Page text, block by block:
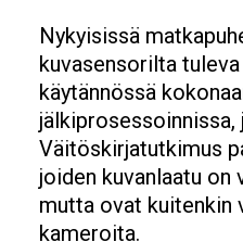
Nykyisissä
kuvasensorilta
käytännössä
Väitöskirjatutkimus
joiden kuvanlaatu on
mutta ovat kuitenkin
kameroita.